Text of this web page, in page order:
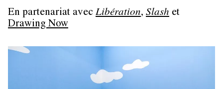
En partenariat avec Libération, Slash et
Drawing Now